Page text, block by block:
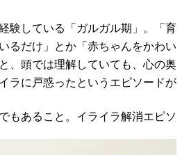
験している「ガルガル期」。「育
るだけ」とか「赤ちゃんをかわい
、頭では理解していても、心の奥
ラに戸惑ったというエピソードが
もあること。イライラ解消エピソ